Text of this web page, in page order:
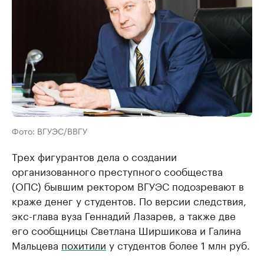
Фото: ВГУЭС/ВВГУ
Трех фигурантов дела о создании
организованного преступного сообщества
(ОПС) бывшим ректором ВГУЭС подозревают в
краже денег у студентов. По версии следствия,
экс-глава вуза Геннадий Лазарев, а также две
его сообщницы Светлана Ширшикова и Галина
Мальцева похитили у студентов более 1 млн руб.